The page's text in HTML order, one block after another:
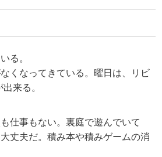
る。
くなってきている。曜日は、リビ
来る。
仕事もない。裏庭で遊んでいて
丈夫だ。積み本や積みゲームの消